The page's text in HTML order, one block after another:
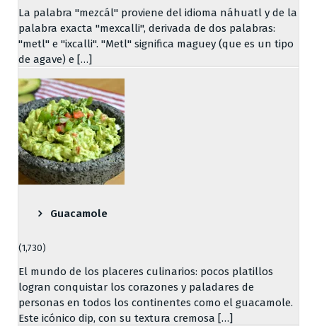
La palabra "mezcál" proviene del idioma náhuatl y de la
palabra exacta "mexcalli", derivada de dos palabras:
"metl" e "ixcalli". "Metl" significa maguey (que es un tipo
de agave) e […]
Guacamole
(1,730)
El mundo de los placeres culinarios: pocos platillos
logran conquistar los corazones y paladares de
personas en todos los continentes como el guacamole.
Este icónico dip, con su textura cremosa […]